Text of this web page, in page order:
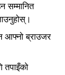
सम्मानित
आफ्नो ब्राउजर
तपाइँको